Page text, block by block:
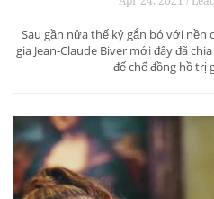
Sau gần nửa thế kỷ gắn bó với nền
gia Jean-Claude Biver mới đây đã
đế chế đồng hồ trị